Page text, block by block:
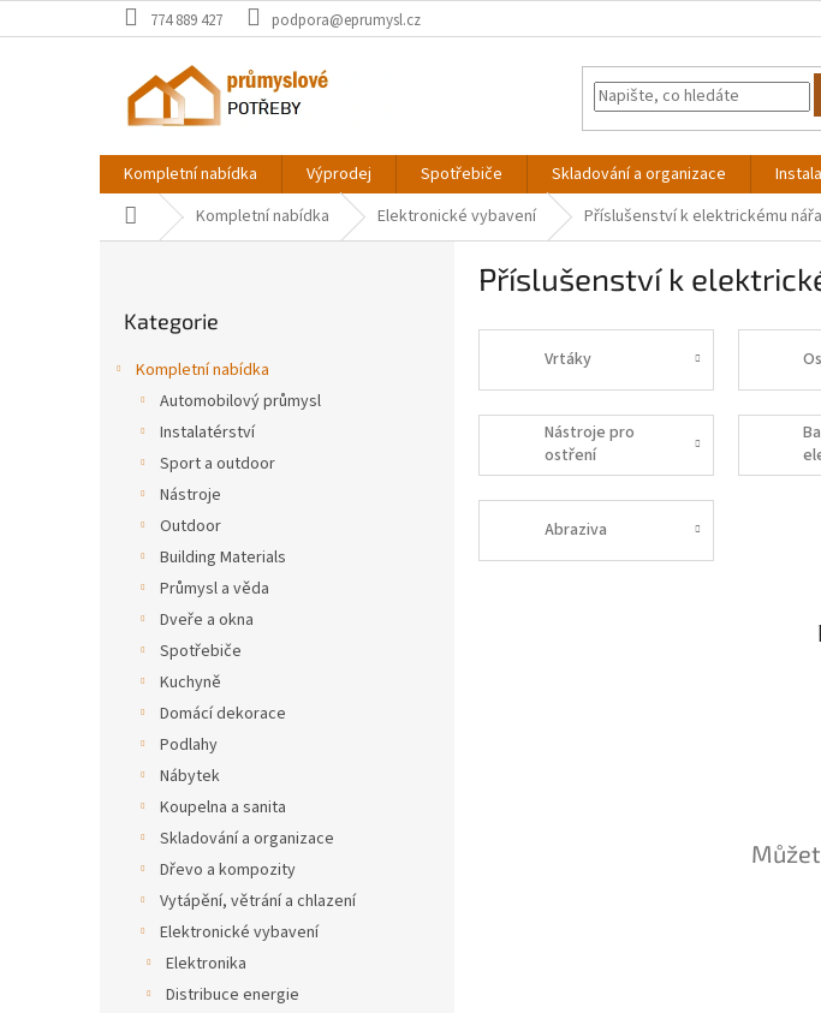
na
774 889 427 podpora@eprumysl.cz
Kompletní nabídka Výprodej Spotřebiče Skladování a organizace
Domů Kompletní nabídka Elektronické vybavení Příslušenství k elektrickému
kategorie
Kategorie
Kompletní nabídka
Automobilový průmysl
Instalatérství
Sport a outdoor
Nástroje
Outdoor
Building Materials
Průmysl a věda
Dveře a okna
Spotřebiče
Kuchyně
Domácí dekorace
Podlahy
Nábytek
Koupelna a sanita
Skladování a organizace
Dřevo a kompozity
Vytápění, větrání a chlazení
Elektronické vybavení
Elektronika
Distribuce energie
Příslušenství k
Vrtáky
Nástroje pro
ostření
Abraziva